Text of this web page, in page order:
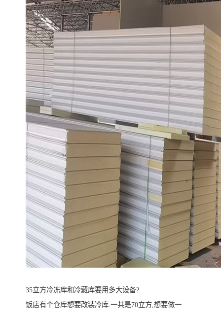
35立方冷冻库和冷藏库要用多大设备?
饭店有个仓库想要改装冷库.一共是70立方,想要做一